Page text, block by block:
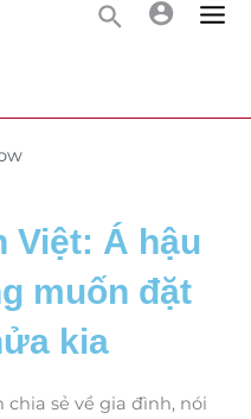
Việt: Á hậu
muốn đặt
kia
chia sẻ về gia đình, nói